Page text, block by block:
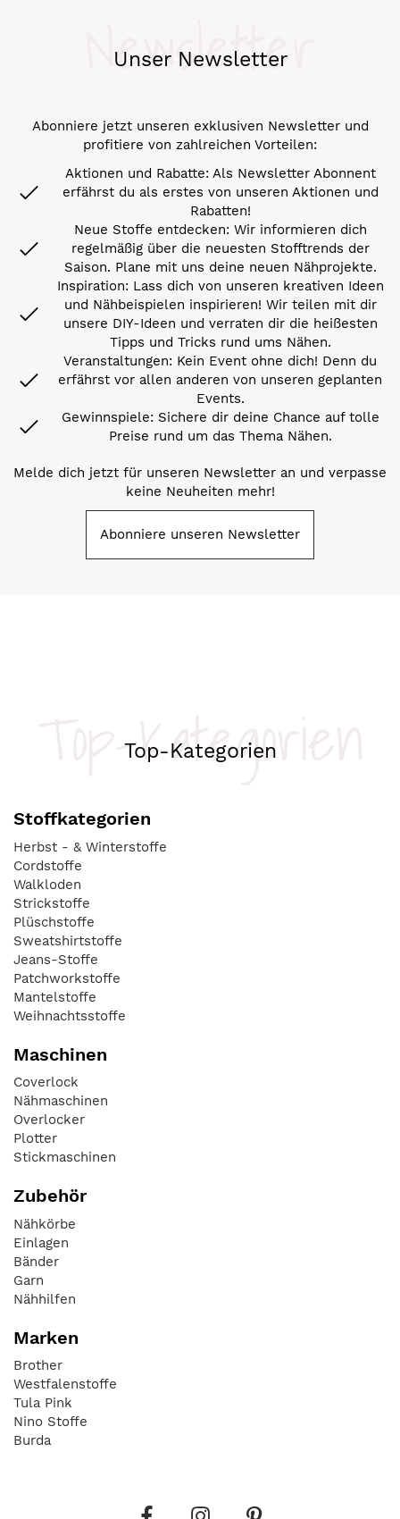
Unser Newsletter
Newsletter
Abonniere jetzt unseren exklusiven Newsletter und
profitiere von zahlreichen Vorteilen:
Aktionen und Rabatte: Als Newsletter Abonnent
erfährst du als erstes von unseren Aktionen und
Rabatten!
Neue Stoffe entdecken: Wir informieren dich
regelmäßig über die neuesten Stofftrends der
Saison. Plane mit uns deine neuen Nähprojekte.
Inspiration: Lass dich von unseren kreativen Ideen
und Nähbeispielen inspirieren! Wir teilen mit dir
unsere DIY-Ideen und verraten dir die heißesten
Tipps und Tricks rund ums Nähen.
Veranstaltungen: Kein Event ohne dich! Denn du
erfährst vor allen anderen von unseren geplanten
Events.
Gewinnspiele: Sichere dir deine Chance auf tolle
Preise rund um das Thema Nähen.
Melde dich jetzt für unseren Newsletter an und verpasse
keine Neuheiten mehr!
Abonniere unseren Newsletter
Top-Kategorien
Top-Kategorien
Stoffkategorien
Herbst - & Winterstoffe
Cordstoffe
Walkloden
Strickstoffe
Plüschstoffe
Sweatshirtstoffe
Jeans-Stoffe
Patchworkstoffe
Mantelstoffe
Weihnachtsstoffe
Maschinen
Coverlock
Nähmaschinen
Overlocker
Plotter
Stickmaschinen
Zubehör
Nähkörbe
Einlagen
Bänder
Garn
Nähhilfen
Marken
Brother
Westfalenstoffe
Tula Pink
Nino Stoffe
Burda